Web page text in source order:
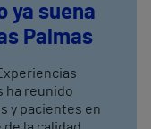
ya suena
Palmas
ha reunido
y pacientes en